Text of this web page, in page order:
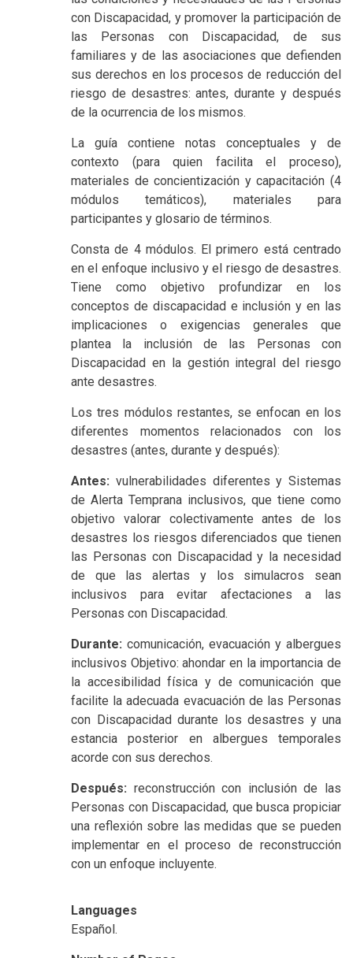
con Discapacidad, y promover la participación de
las Personas con Discapacidad, de sus
familiares y de las asociaciones que defienden
sus derechos en los procesos de reducción del
riesgo de desastres: antes, durante y después
de la ocurrencia de los mismos.
La guía contiene notas conceptuales y de
contexto (para quien facilita el proceso),
materiales de concientización y capacitación (4
módulos temáticos), materiales para
participantes y glosario de términos.
Consta de 4 módulos. El primero está centrado
en el enfoque inclusivo y el riesgo de desastres.
Tiene como objetivo profundizar en los
conceptos de discapacidad e inclusión y en las
implicaciones o exigencias generales que
plantea la inclusión de las Personas con
Discapacidad en la gestión integral del riesgo
ante desastres.
Los tres módulos restantes, se enfocan en los
diferentes momentos relacionados con los
desastres (antes, durante y después):
Antes: vulnerabilidades diferentes y Sistemas
de Alerta Temprana inclusivos, que tiene como
objetivo valorar colectivamente antes de los
desastres los riesgos diferenciados que tienen
las Personas con Discapacidad y la necesidad
de que las alertas y los simulacros sean
inclusivos para evitar afectaciones a las
Personas con Discapacidad.
Durante: comunicación, evacuación y albergues
inclusivos Objetivo: ahondar en la importancia de
la accesibilidad física y de comunicación que
facilite la adecuada evacuación de las Personas
con Discapacidad durante los desastres y una
estancia posterior en albergues temporales
acorde con sus derechos.
Después: reconstrucción con inclusión de las
Personas con Discapacidad, que busca propiciar
una reflexión sobre las medidas que se pueden
implementar en el proceso de reconstrucción
con un enfoque incluyente.
Languages
Español.